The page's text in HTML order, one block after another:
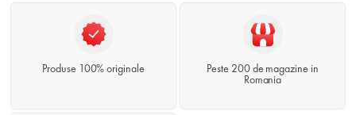
Produse 100% originale
Peste 200 de magazine in
Romania